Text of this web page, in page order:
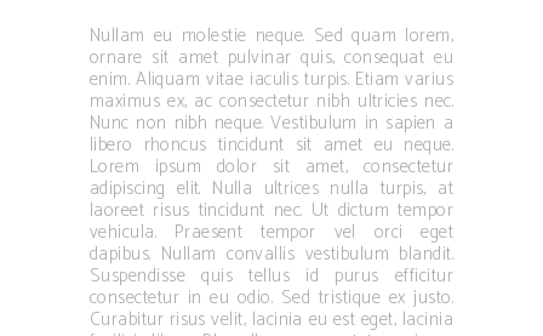
Nullam eu molestie neque. Sed quam lorem,
ornare sit amet pulvinar quis, consequat eu
enim. Aliquam vitae iaculis turpis. Etiam varius
maximus ex, ac consectetur nibh ultricies nec.
Nunc non nibh neque. Vestibulum in sapien a
libero rhoncus tincidunt sit amet eu neque.
Lorem ipsum dolor sit amet, consectetur
adipiscing elit. Nulla ultrices nulla turpis, at
laoreet risus tincidunt nec. Ut dictum tempor
vehicula. Praesent tempor vel orci eget
dapibus. Nullam convallis vestibulum blandit.
Suspendisse quis tellus id purus efficitur
consectetur in eu odio. Sed tristique ex justo.
Curabitur risus velit, lacinia eu est eget, lacinia